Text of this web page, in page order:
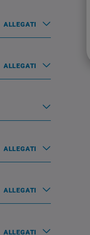
ALLEGATI
ALLEGATI
ALLEGATI
ALLEGATI
ALLEGATI